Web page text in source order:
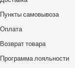
Пункты самовывоза
Оплата
Возврат товара
Программа лояльности